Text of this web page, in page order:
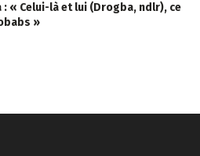
: « Celui-là et lui (Drogba, ndlr), ce
»